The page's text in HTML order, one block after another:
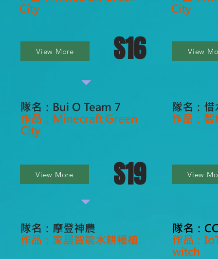
City
View More S16
隊名：Bui O Team 7
作品：Minecraft Green
City
View More S19
隊名：摩登神農
作品：家居智能水耕種植
City
View
隊名：
作品：
View
隊名：
作品：
witch